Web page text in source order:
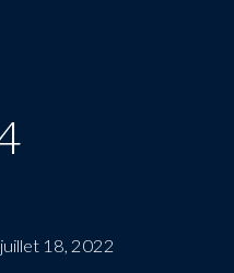
juillet 18, 2022